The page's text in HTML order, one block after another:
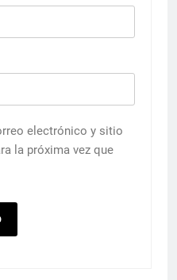
electrónico y sitio
la próxima vez que